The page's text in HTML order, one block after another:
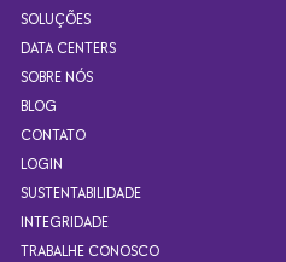
SOLUÇÕES
DATA CENTERS
SOBRE NÓS
BLOG
CONTATO
LOGIN
SUSTENTABILIDADE
INTEGRIDADE
TRABALHE CONOSCO